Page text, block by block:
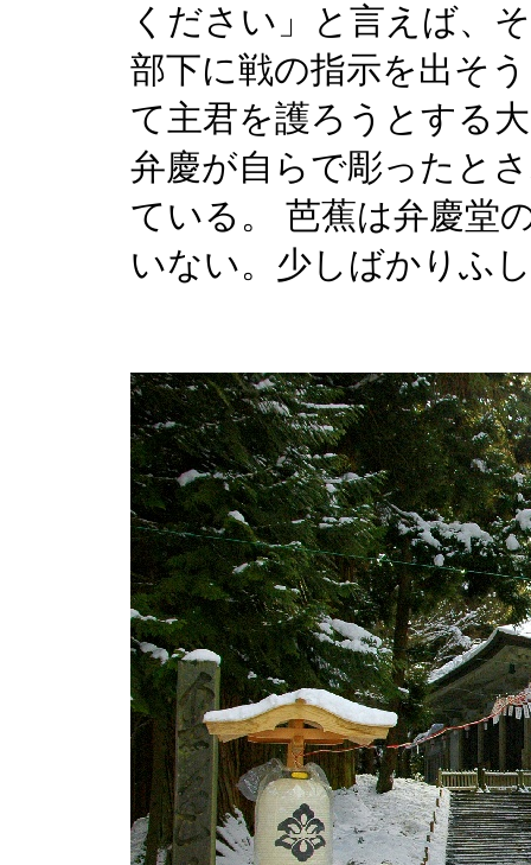
ください」と言えば、
部下に戦の指示を出そ
て主君を護ろうとする
弁慶が自らで彫ったと
ている。 芭蕉は弁慶堂
いない。少しばかりふ